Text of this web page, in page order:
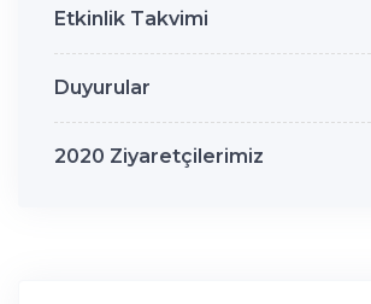
Etkinlik Takvimi
Duyurular
2020 Ziyaretçilerimiz